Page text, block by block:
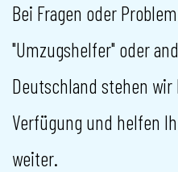
Bei Fragen oder
"Umzugshelfer" oder
Deutschland stehen
Verfügung und helfen
weiter.